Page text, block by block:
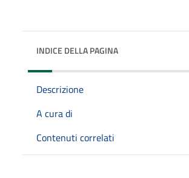
INDICE DELLA PAGINA
Descrizione
A cura di
Contenuti correlati